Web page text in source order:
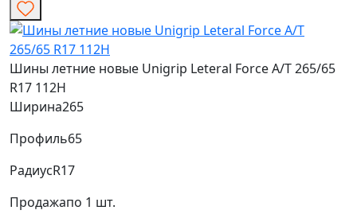
Шины летние новые Unigrip Leteral Force A/T 265/65
R17 112H
Ширина265
Профиль65
РадиусR17
Продажапо 1 шт.